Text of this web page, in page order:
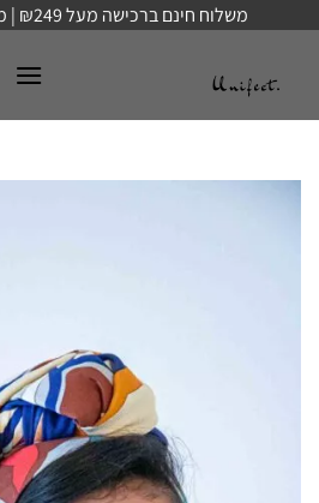
content
משלוח חינם ברכישה מעל ₪249 | מינימום הזמנה ₪100